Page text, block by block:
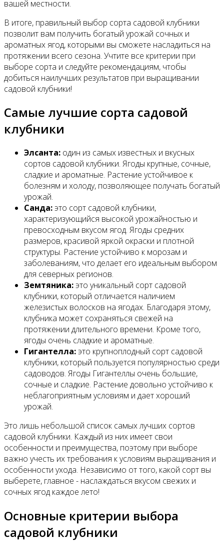
вашей местности.
В итоге, правильный выбор сорта садовой клубники
позволит вам получить богатый урожай сочных и
ароматных ягод, которыми вы сможете насладиться на
протяжении всего сезона. Учтите все критерии при
выборе сорта и следуйте рекомендациям, чтобы
добиться наилучших результатов при выращивании
садовой клубники!
Самые лучшие сорта садовой
клубники
Элсанта: один из самых известных и вкусных
сортов садовой клубники. Ягоды крупные, сочные,
сладкие и ароматные. Растение устойчивое к
болезням и холоду, позволяющее получать богатый
урожай.
Санда:это сорт садовой клубники,
характеризующийся высокой урожайностью и
превосходным вкусом ягод. Ягоды средних
размеров, красивой яркой окраски и плотной
структуры. Растение устойчиво к морозам и
заболеваниям, что делает его идеальным выбором
для северных регионов.
Земтяника:это уникальный сорт садовой
клубники, который отличается наличием
железистых волосков на ягодах. Благодаря этому,
клубника может сохраняться свежей на
протяжении длительного времени. Кроме того,
ягоды очень сладкие и ароматные.
Гигантелла:это крупноплодный сорт садовой
клубники, который пользуется популярностью среди
садоводов. Ягоды Гигантеллы очень большие,
сочные и сладкие. Растение довольно устойчиво к
неблагоприятным условиям и дает хороший
урожай.
Это лишь небольшой список самых лучших сортов
садовой клубники. Каждый из них имеет свои
особенности и преимущества, поэтому при выборе
важно учесть их требования к условиям выращивания и
особенности ухода. Независимо от того, какой сорт вы
выберете, главное - наслаждаться вкусом свежих и
сочных ягод каждое лето!
Основные критерии выбора
садовой клубники